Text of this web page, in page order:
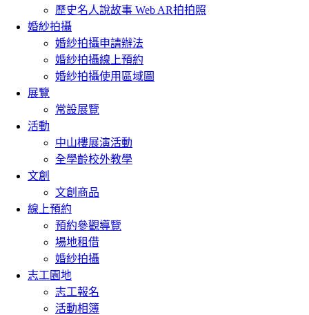
歷史名人說故事 Web AR拍拍照
婚紗拍攝
婚紗拍攝申請辦法
婚紗拍攝線上預約
婚紗拍攝使用區域圖
展覽
常設展覽
活動
中山樓展演活動
全學齡校外教學
文創
文創商品
線上預約
預約參觀導覽
場地租借
婚紗拍攝
志工園地
志工報名
活動相簿